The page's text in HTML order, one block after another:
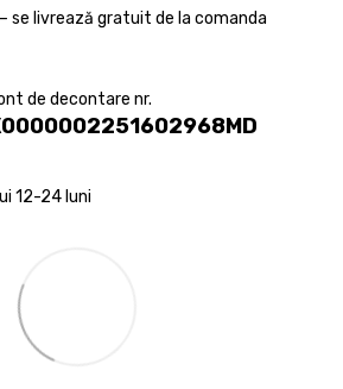
se livrează gratuit de la comanda
de decontare nr.
12-24 luni